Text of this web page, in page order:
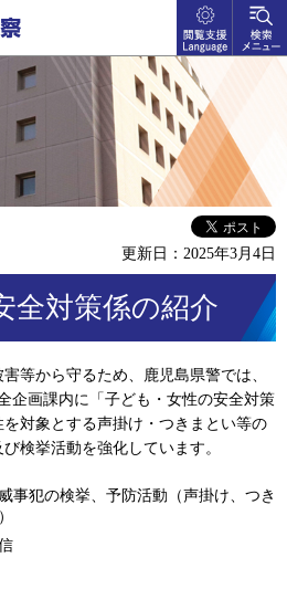
閲覧支
援
language
検索メ
ニュー
更新日：2025年3月4日
全対策係の紹介
等から守るため、鹿児島県警では、
企画課内に「子ども・女性の安全対策
対象とする声掛け・つきまとい等の
検挙活動を強化しています。
事犯の検挙、予防活動（声掛け、つき